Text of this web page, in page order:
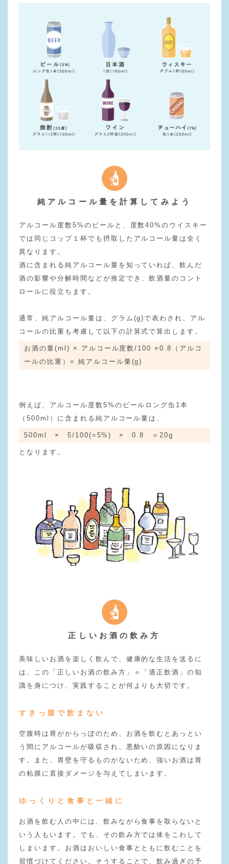
純アルコール量を計算してみよう
アルコール度数5%のビールと、度数40%のウイスキー
では同じコップ１杯でも摂取したアルコール量は全く
異なります。
酒に含まれる純アルコール量を知っていれば、飲んだ
酒の影響や分解時間などが推定でき、飲酒量のコント
ロールに役立ちます。
通常、純アルコール量は、グラム(g)で表わされ、アル
コールの比重も考慮して以下の計算式で算出します。
お酒の量(ml) × アルコール度数/100 ×0.8（アルコ
ールの比重）= 純アルコール量(g)
例えば、アルコール度数5%のビールロング缶1本
（500ml）に含まれる純アルコール量は、
500ml × 5/100(=5%) × 0.8 ＝20g
となります。
正しいお酒の飲み方
美味しいお酒を楽しく飲んで、健康的な生活を送るに
は、この「正しいお酒の飲み方」＝「適正飲酒」の知
識を身につけ、実践することが何よりも大切です。
すきっ腹で飲まない
空腹時は胃がからっぽのため、お酒を飲むとあっとい
う間にアルコールが吸収され、悪酔いの原因になりま
す。また、胃壁を守るものがないため、強いお酒は胃
の粘膜に直接ダメージを与えてしまいます。
ゆっくりと食事と一緒に
お酒を飲む人の中には、飲みながら食事を取らないと
いう人もいます。でも、その飲み方では体をこわして
しまいます。お酒はおいしい食事とともに飲むことを
習慣づけてください。そうすることで、飲み過ぎの予